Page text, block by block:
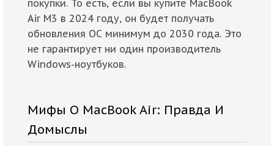
покупки. То есть, если вы купите MacBook
Air M3 в 2024 году, он будет получать
обновления ОС минимум до 2030 года. Это
не гарантирует ни один производитель
Windows-ноутбуков.
Мифы О MacBook Air: Правда И
Домыслы